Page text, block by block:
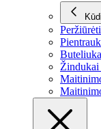
Žindukai